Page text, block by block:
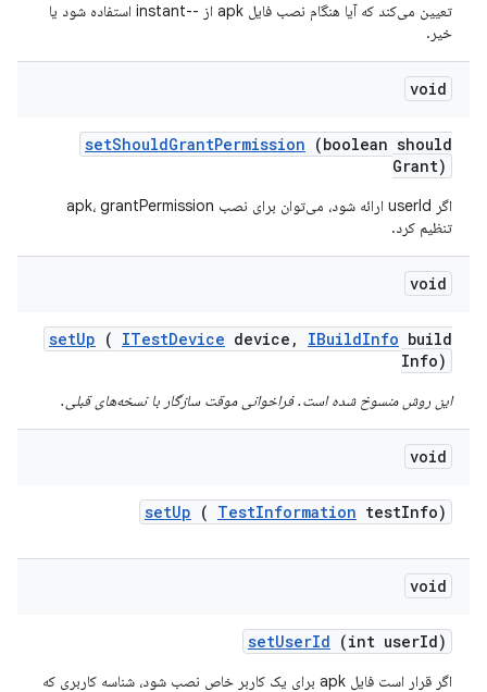
تعیین می‌کند که آیا هنگام نصب فایل apk از --instant استفاده شود یا
خیر.
void
setShouldGrantPermission (boolean should
Grant)
اگر userId ارائه شود، می‌توان برای نصب apk، grantPermission
تنظیم کرد.
void
setUp ( ITestDevice device , IBuildInfo build
Info)
این روش منسوخ شده است. فراخوانی موقت سازگار با نسخه‌های قبلی.
void
setUp ( TestInformation testInfo)
void
setUserId (int userId)
اگر قرار است فایل apk برای یک کاربر خاص نصب شود، شناسه کاربری که